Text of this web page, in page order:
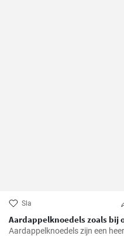
Sla
Aardappelknoedels zoals bij
Aardappelknoedels zijn een